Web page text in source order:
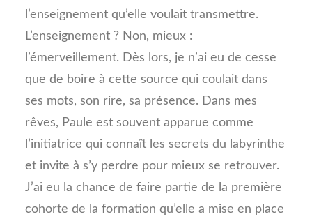
l’enseignement qu’elle voulait transmettre.
L’enseignement ? Non, mieux :
l’émerveillement. Dès lors, je n’ai eu de cesse
que de boire à cette source qui coulait dans
ses mots, son rire, sa présence. Dans mes
rêves, Paule est souvent apparue comme
l’initiatrice qui connaît les secrets du labyrinthe
et invite à s’y perdre pour mieux se retrouver.
J’ai eu la chance de faire partie de la première
cohorte de la formation qu’elle a mise en place